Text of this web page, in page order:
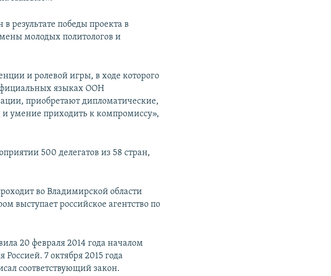
результате победы проекта в
молодых политологов и
и ролевой игры, в ходе которого
языках ООН
приобретают дипломатические,
умение приходить к компромиссу»,
500 делегатов из 58 стран,
во Владимирской области
выступает российское агентство по
20 февраля 2014 года началом
7 октября 2015 года
соответствующий закон.